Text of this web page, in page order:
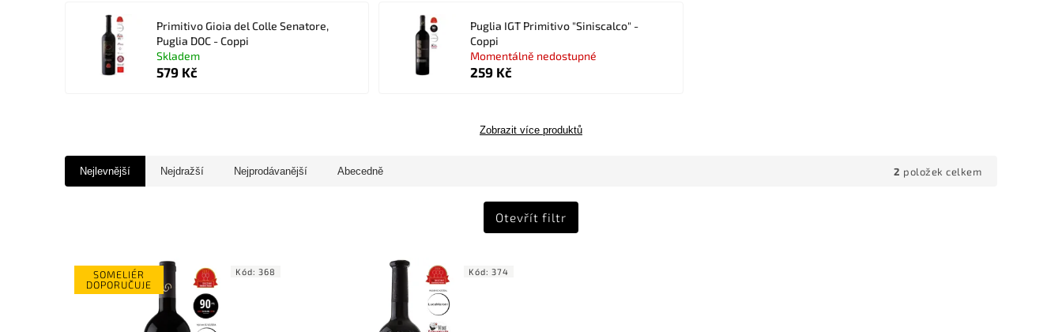
Primitivo Gioia del Colle Senatore,
Puglia DOC - Coppi
Skladem
579 Kč
Puglia IGT Primitivo "Siniscalco" -
Coppi
Momentálně nedostupné
259 Kč
Zobrazit více produktů
Nejlevnější Nejdražší Nejprodávanější Abecedně 2 položek celkem
Otevřít filtr
SOMELIÉR
DOPORUČUJE
Kód:368 Kód:374